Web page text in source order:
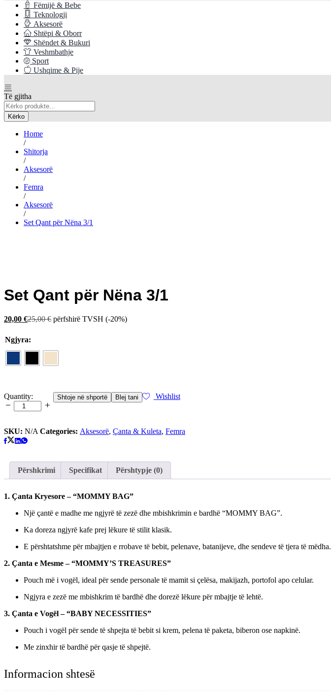
Fëmijë & Bebe
Teknologji
Aksesorë
Shtëpi & Oborr
Shëndet & Bukuri
Veshmbathje
Sport
Ushqime & Pije
Të gjitha
Kërko
Home
/
Shitorja
/
Aksesorë
/
Femra
/
Aksesorë
/
Set Qant për Nëna 3/1
Set Qant për Nëna 3/1
20,00 €25,00€ përfshirë TVSH (-20%)
Ngjyra:
Set
Qant
3/1
quantity
Quantity: Shtoje në shportë Blej tani Wishlist
SKU: N/A Categories: Aksesorë, Çanta & Kuleta, Femra
Përshkrimi Specifikat Përshtypje (0)
1. Çanta Kryesore – “MOMMY BAG”
Një çantë e madhe me ngjyrë të zezë dhe mbishkrimin e bardhë “MOMMY BAG”.
Ka doreza ngjyrë kafe prej lëkure të stilit klasik.
E përshtatshme për mbajtjen e rrobave të bebit, pelenave, batanijeve, dhe sendeve të tjera të mëdha.
2. Çanta e Mesme – “MOMMY’S TREASURES”
Pouch më i vogël, ideal për sende personale të mamit si çelësa, makijazh, portofol apo celular.
Ngjyra e zezë me mbishkrim të bardhë dhe dorezë lëkure për mbajtje të lehtë.
3. Çanta e Vogël – “BABY NECESSITIES”
Pouch i vogël për sende të shpejta të bebit si krem, pelena të paketa, biberon ose napkinë.
Me zinxhir të bardhë për qasje të shpejtë.
Informacion shtesë